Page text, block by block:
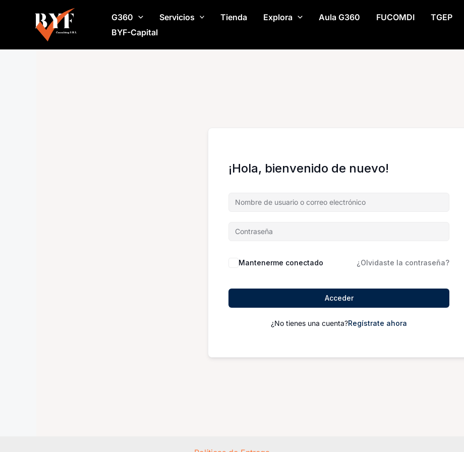
contenido
G360 Servicios Tienda Explora Aula G360 FUCOMDI
TGEP
BYF-Capital
¡Hola, bienvenido de nuevo!
Mantenerme conectado ¿Olvidaste la contraseña?
Acceder
¿No tienes una cuenta?Regístrate ahora